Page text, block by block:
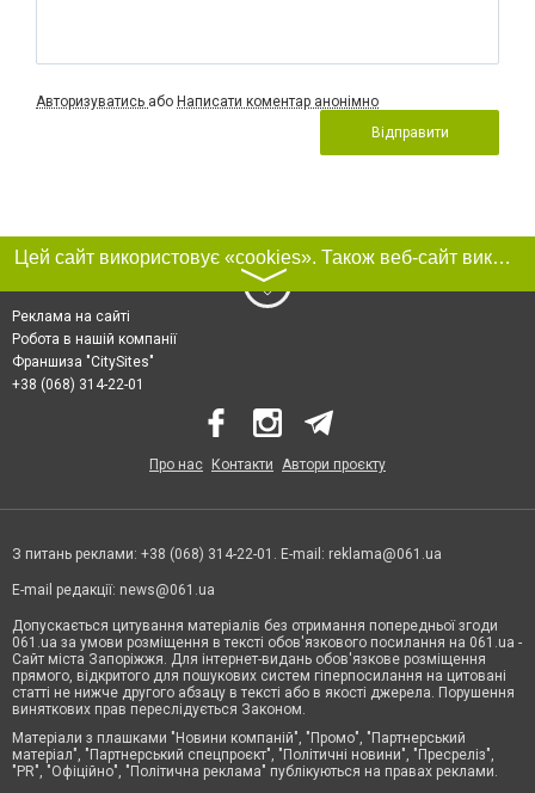
Авторизуватись або Написати коментар анонімно
Відправити
Цей сайт використовує «cookies». Також веб-сайт використовує інтернет-сервіс для збору технічних даних стосовно відвідувачів з метою отримання маркетингової та статистичної інформації. Умови обробки даних відвідувачів сайту див.
〉
Реклама на сайті
Робота в нашій компанії
Франшиза "CitySites"
+38 (068) 314-22-01
Про нас Контакти Автори проєкту
З питань реклами: +38 (068) 314-22-01. E-mail: reklama@061.ua
E-mail редакції: news@061.ua
Допускається цитування матеріалів без отримання попередньої згоди
061.ua за умови розміщення в тексті обов'язкового посилання на 061.ua -
Сайт міста Запоріжжя. Для інтернет-видань обов'язкове розміщення
прямого, відкритого для пошукових систем гіперпосилання на цитовані
статті не нижче другого абзацу в тексті або в якості джерела. Порушення
виняткових прав переслідується Законом.
Матеріали з плашками "Новини компаній", "Промо", "Партнерський
матеріал", "Партнерський спецпроєкт", "Політичні новини", "Пресреліз",
"PR", "Офіційно", "Політична реклама" публікуються на правах реклами.